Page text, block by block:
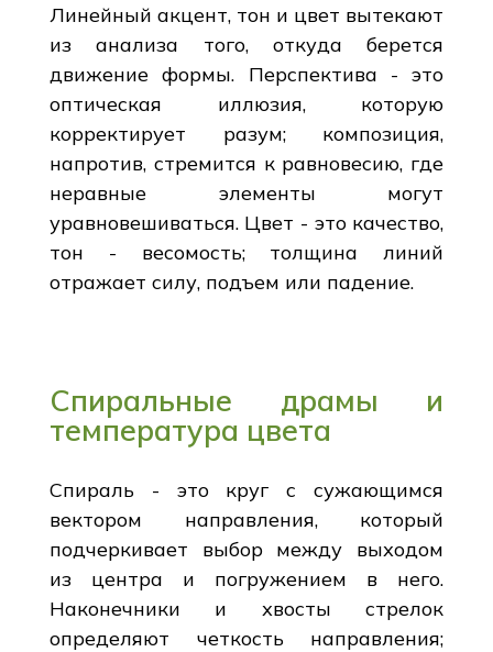
Линейный акцент, тон и цвет вытекают
из анализа того, откуда берется
движение формы. Перспектива - это
оптическая иллюзия, которую
корректирует разум; композиция,
напротив, стремится к равновесию, где
неравные элементы могут
уравновешиваться. Цвет - это качество,
тон - весомость; толщина линий
отражает силу, подъем или падение.
Спиральные драмы и
температура цвета
Спираль - это круг с сужающимся
вектором направления, который
подчеркивает выбор между выходом
из центра и погружением в него.
Наконечники и хвосты стрелок
определяют четкость направления;